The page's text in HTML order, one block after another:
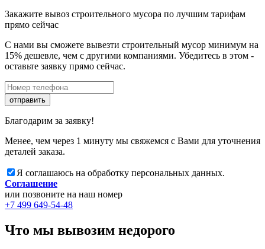
Закажите вывоз строительного мусора по лучшим тарифам
прямо сейчас
С нами вы сможете вывезти строительный мусор минимум на
15% дешевле, чем с другими компаниями. Убедитесь в этом -
оставьте заявку прямо сейчас.
отправить
Благодарим за заявку!
Менее, чем через 1 минуту мы свяжемся с Вами для уточнения
деталей заказа.
Я соглашаюсь на обработку персональных данных.
Соглашение
или позвоните на наш номер
+7 499 649-54-48
Что мы вывозим недорого